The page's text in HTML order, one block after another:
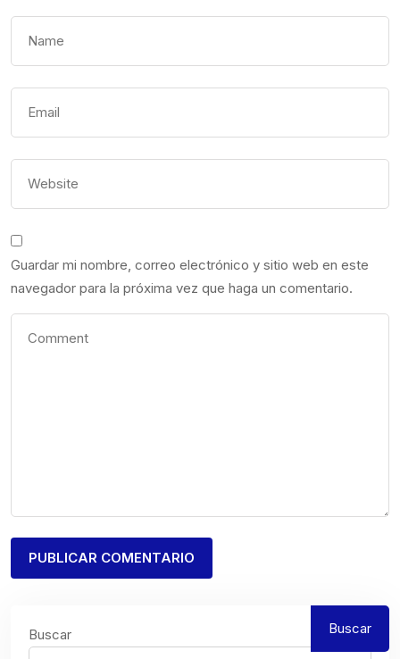
Guardar mi nombre, correo electrónico y sitio web en este
navegador para la próxima vez que haga un comentario.
Buscar Buscar